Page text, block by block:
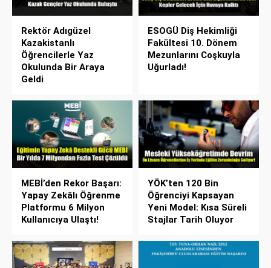
Rektör Adıgüzel
Kazakistanlı
Öğrencilerle Yaz
Okulunda Bir Araya
Geldi
ESOGÜ Diş Hekimliği
Fakültesi 10. Dönem
Mezunlarını Coşkuyla
Uğurladı!
MEBİ’den Rekor Başarı:
Yapay Zekâlı Öğrenme
Platformu 6 Milyon
Kullanıcıya Ulaştı!
YÖK’ten 120 Bin
Öğrenciyi Kapsayan
Yeni Model: Kısa Süreli
Stajlar Tarih Oluyor